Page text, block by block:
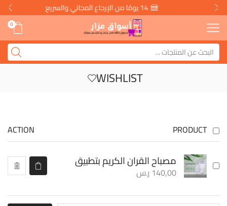
14 يومًا من الإرجاع المجاني والسريع
0
WISHLIST
PRODUCT
ACTION
مصباح القران الكريم بتطبيق
140,00 ر.س